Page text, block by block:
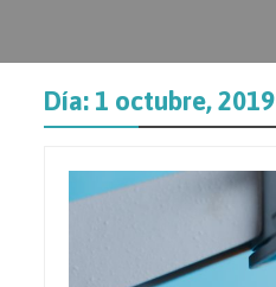
Día: 1 octubre, 2019